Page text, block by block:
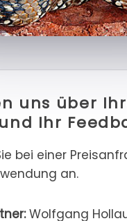
uns über
Ihr
bei einer
an.
Wolfgang